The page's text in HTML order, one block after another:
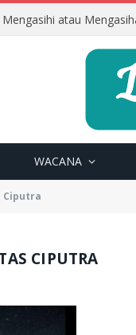
atau
WACANA
Ciputra
CIPUTRA